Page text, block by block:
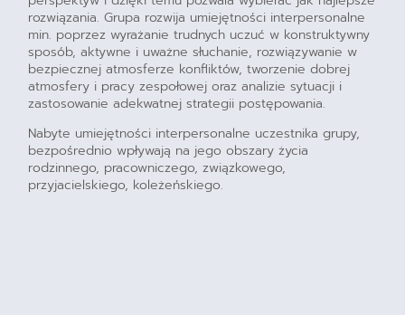
rozwiązania. Grupa rozwija umiejętności interpersonalne
min. poprzez wyrażanie trudnych uczuć w konstruktywny
sposób, aktywne i uważne słuchanie, rozwiązywanie w
bezpiecznej atmosferze konfliktów, tworzenie dobrej
atmosfery i pracy zespołowej oraz analizie sytuacji i
zastosowanie adekwatnej strategii postępowania.
Nabyte umiejętności interpersonalne uczestnika grupy,
bezpośrednio wpływają na jego obszary życia
rodzinnego, pracowniczego, związkowego,
przyjacielskiego, koleżeńskiego.